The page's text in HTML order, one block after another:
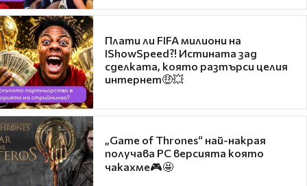
Плати ли FIFA милиони на
IShowSpeed?! Истината зад
сделката, която разтърси целия
интернет🤑💥
„Game of Thrones“ най-накрая
получава PC версията която
чакахме🎮🤩